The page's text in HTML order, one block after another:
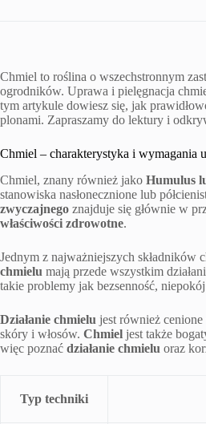
Chmiel to roślina o wszechstronnym
ogrodników. Uprawa i pielęgnacja
tym artykule dowiesz się, jak
plonami. Zapraszamy do lektury i
Chmiel – charakterystyka i wymagania
Chmiel, znany również jako Humulus
stanowiska nasłonecznione lub
zwyczajnego znajduje się głównie w
właściwości zdrowotne.
Jednym z najważniejszych składników
chmielu mają przede wszystkim
takie problemy jak bezsenność,
Działanie chmielu jest również
skóry i włosów. Chmiel jest także
więc poznać działanie chmielu oraz
Typ techniki